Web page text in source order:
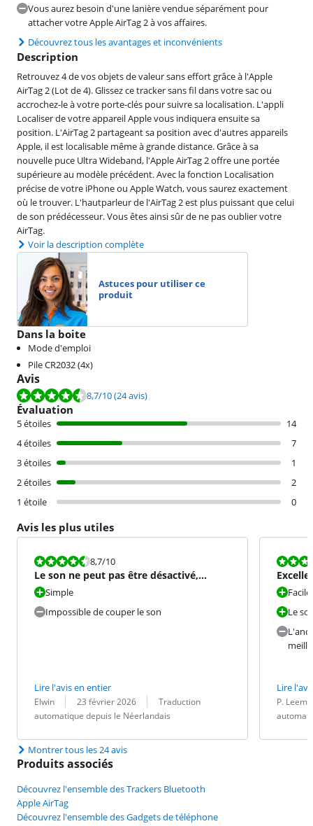
Vous aurez besoin d'une lanière vendue séparément pour
attacher votre Apple AirTag 2 à vos affaires.
Découvrez tous les avantages et inconvénients
Description
Retrouvez 4 de vos objets de valeur sans effort grâce à l'Apple
AirTag 2 (Lot de 4). Glissez ce tracker sans fil dans votre sac ou
accrochez-le à votre porte-clés pour suivre sa localisation. L'appli
Localiser de votre appareil Apple vous indiquera ensuite sa
position. L'AirTag 2 partageant sa position avec d'autres appareils
Apple, il est localisable même à grande distance. Grâce à sa
nouvelle puce Ultra Wideband, l'Apple AirTag 2 offre une portée
supérieure au modèle précédent. Avec la fonction Localisation
précise de votre iPhone ou Apple Watch, vous saurez exactement
où le trouver. L'hautparleur de l'AirTag 2 est plus puissant que celui
de son prédécesseur. Vous êtes ainsi sûr de ne pas oublier votre
AirTag.
Voir la description complète
Astuces pour utiliser ce
produit
Dans la boite
Mode d'emploi
Pile CR2032 (4x)
Avis
La note est de 8,7 sur 10, basée sur 24 avis.
8,7/10(24 avis)
Évaluation
5 étoiles
14
4 étoiles
7
3 étoiles
1
2 étoiles
2
1 étoile
0
Avis les plus utiles
La note est 8,7 sur 10.
8,7/10
Le son ne peut pas être désactivé,
attention aux dommages !
Simple
Impossible de couper le son
Lire l'avis en entier
Évaluation par :
Elwin
Date : 23 février 2026
Traduction :
Traduction
automatique depuis le Néerlandais
La note est
facile
Le
Lire
Évaluation
P.
Date :
Traduction :
Montrer tous les 24 avis
Produits associés
Découvrez l'ensemble des Trackers Bluetooth
Apple AirTag
Découvrez l'ensemble des Gadgets de téléphone